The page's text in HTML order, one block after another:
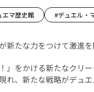
マ歴史館 #デュエル・
新たな力をつけて激進を
」をかける新たなクリ
れ、新たな戦略がデュエ